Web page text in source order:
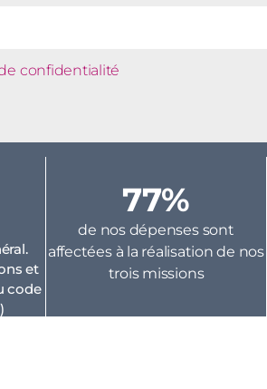
confidentialité
et
code
77%
de nos dépenses sont
affectées à la réalisation de nos
trois missions